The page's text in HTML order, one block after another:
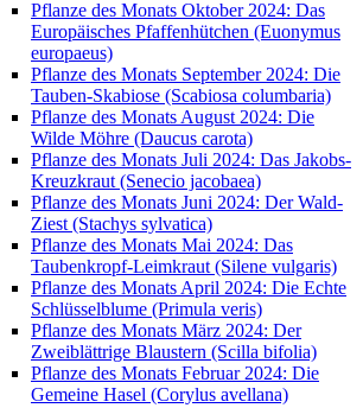
Pflanze des Monats Oktober 2024: Das
Europäisches Pfaffenhütchen (Euonymus
europaeus)
Pflanze des Monats September 2024: Die
Tauben-Skabiose (Scabiosa columbaria)
Pflanze des Monats August 2024: Die
Wilde Möhre (Daucus carota)
Pflanze des Monats Juli 2024: Das Jakobs-
Kreuzkraut (Senecio jacobaea)
Pflanze des Monats Juni 2024: Der Wald-
Ziest (Stachys sylvatica)
Pflanze des Monats Mai 2024: Das
Taubenkropf-Leimkraut (Silene vulgaris)
Pflanze des Monats April 2024: Die Echte
Schlüsselblume (Primula veris)
Pflanze des Monats März 2024: Der
Zweiblättrige Blaustern (Scilla bifolia)
Pflanze des Monats Februar 2024: Die
Gemeine Hasel (Corylus avellana)